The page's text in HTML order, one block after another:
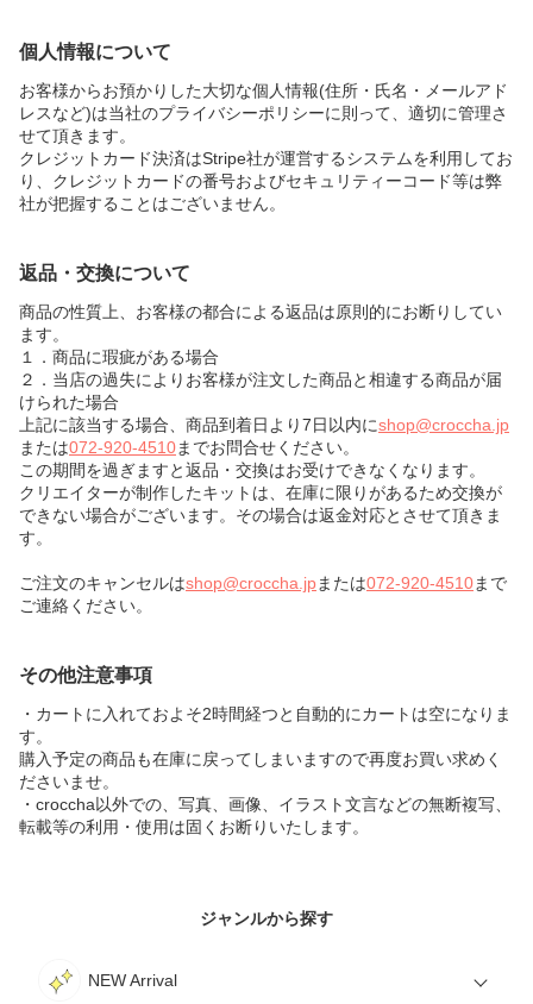
個人情報について
お客様からお預かりした大切な個人情報(住所・氏名・メールアド
レスなど)は当社のプライバシーポリシーに則って、適切に管理さ
せて頂きます。
クレジットカード決済はStripe社が運営するシステムを利用してお
り、クレジットカードの番号およびセキュリティーコード等は弊
社が把握することはございません。
返品・交換について
商品の性質上、お客様の都合による返品は原則的にお断りしてい
ます。
１．商品に瑕疵がある場合
２．当店の過失によりお客様が注文した商品と相違する商品が届
けられた場合
上記に該当する場合、商品到着日より7日以内にshop@croccha.jp
または072-920-4510までお問合せください。
この期間を過ぎますと返品・交換はお受けできなくなります。
クリエイターが制作したキットは、在庫に限りがあるため交換が
できない場合がございます。その場合は返金対応とさせて頂きま
す。
ご注文のキャンセルはshop@croccha.jpまたは072-920-4510まで
ご連絡ください。
その他注意事項
・カートに入れておよそ2時間経つと自動的にカートは空になりま
す。
購入予定の商品も在庫に戻ってしまいますので再度お買い求めく
ださいませ。
・croccha以外での、写真、画像、イラスト文言などの無断複写、
転載等の利用・使用は固くお断りいたします。
ジャンルから探す
NEW Arrival